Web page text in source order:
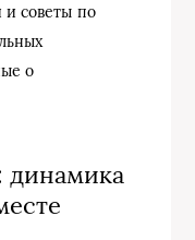
и советы по
о
динамика